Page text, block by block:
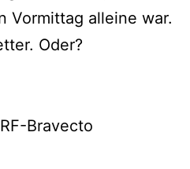
Vormittag alleine war.
Oder?